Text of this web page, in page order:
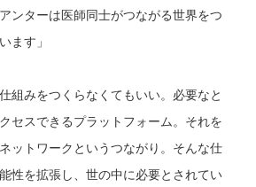
ンターは医師同士がつながる世界をつ
ます」
組みをつくらなくてもいい。必要なと
セスできるプラットフォーム。それを
ットワークというつながり。そんな仕
性を拡張し、世の中に必要とされてい